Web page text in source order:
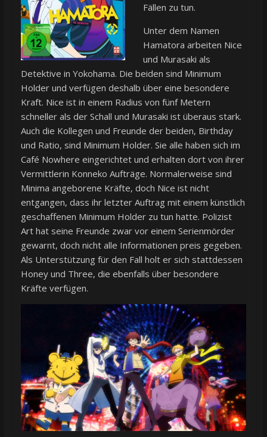
Fällen zu tun.
Unter dem Namen
Hamatora arbeiten Nice
und Murasaki als
Detektive in Yokohama. Die beiden sind Minimum
Holder und verfügen deshalb über eine besondere
Kraft. Nice ist in einem Radius von fünf Metern
schneller als der Schall und Murasaki ist überaus stark.
Auch die Kollegen und Freunde der beiden, Birthday
und Ratio, sind Minimum Holder. Sie alle haben sich im
Café Nowhere eingerichtet und erhalten dort von ihrer
Vermittlerin Konneko Aufträge. Normalerweise sind
Minima angeborene Kräfte, doch Nice ist nicht
entgangen, dass ihr letzter Auftrag mit einem künstlich
geschaffenen Minimum Holder zu tun hatte. Polizist
Art hat seine Freunde zwar vor einem Serienmörder
gewarnt, doch nicht alle Informationen preis gegeben.
Als Unterstützung für den Fall holt er sich stattdessen
Honey und Three, die ebenfalls über besondere
Kräfte verfügen.